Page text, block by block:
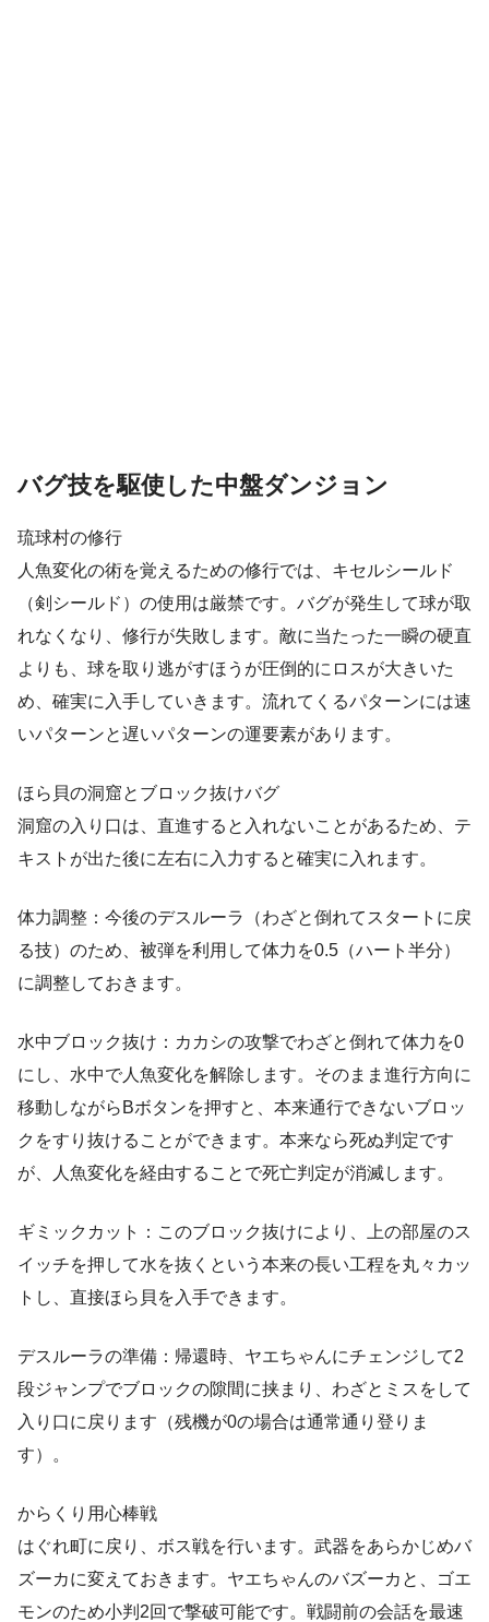
バグ技を駆使した中盤ダンジョン
琉球村の修行
人魚変化の術を覚えるための修行では、キセルシールド
（剣シールド）の使用は厳禁です。バグが発生して球が取
れなくなり、修行が失敗します。敵に当たった一瞬の硬直
よりも、球を取り逃がすほうが圧倒的にロスが大きいた
め、確実に入手していきます。流れてくるパターンには速
いパターンと遅いパターンの運要素があります。
ほら貝の洞窟とブロック抜けバグ
洞窟の入り口は、直進すると入れないことがあるため、テ
キストが出た後に左右に入力すると確実に入れます。
体力調整：今後のデスルーラ（わざと倒れてスタートに戻
る技）のため、被弾を利用して体力を0.5（ハート半分）
に調整しておきます。
水中ブロック抜け：カカシの攻撃でわざと倒れて体力を0
にし、水中で人魚変化を解除します。そのまま進行方向に
移動しながらBボタンを押すと、本来通行できないブロッ
クをすり抜けることができます。本来なら死ぬ判定です
が、人魚変化を経由することで死亡判定が消滅します。
ギミックカット：このブロック抜けにより、上の部屋のス
イッチを押して水を抜くという本来の長い工程を丸々カッ
トし、直接ほら貝を入手できます。
デスルーラの準備：帰還時、ヤエちゃんにチェンジして2
段ジャンプでブロックの隙間に挟まり、わざとミスをして
入り口に戻ります（残機が0の場合は通常通り登りま
す）。
からくり用心棒戦
はぐれ町に戻り、ボス戦を行います。武器をあらかじめバ
ズーカに変えておきます。ヤエちゃんのバズーカと、ゴエ
モンのため小判2回で撃破可能です。戦闘前の会話を最速